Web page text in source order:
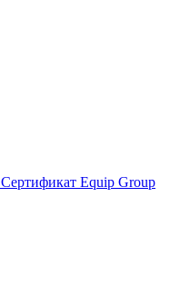
Сертификат Equip Group